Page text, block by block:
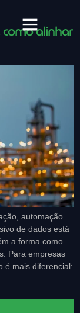
alinhar
automação
de dados está
a forma como
Para empresas
é mais diferencial: